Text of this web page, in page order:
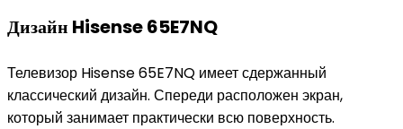
Дизайн Hisense 65E7NQ
Телевизор Hisense 65E7NQ имеет сдержанный
классический дизайн. Спереди расположен экран,
который занимает практически всю поверхность.